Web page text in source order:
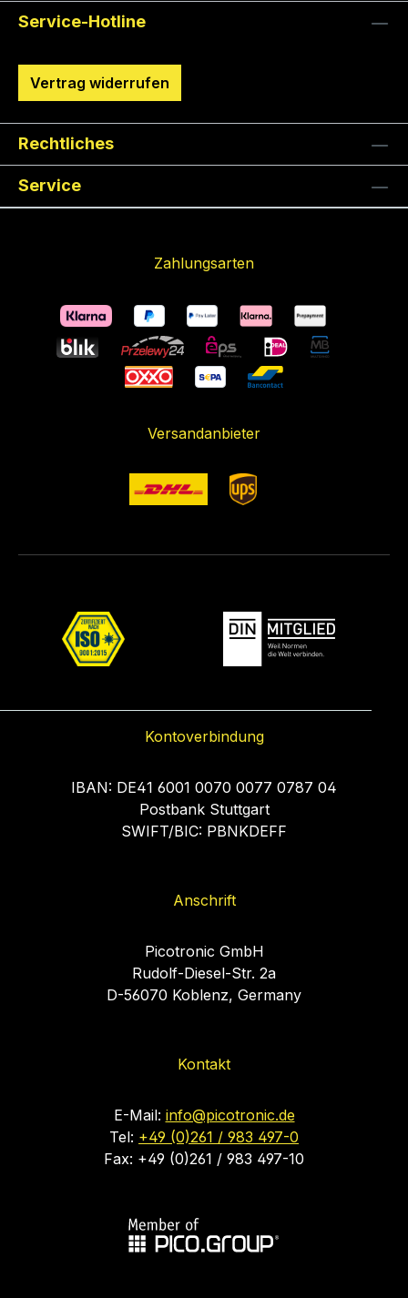
Service-Hotline
Vertrag widerrufen
Rechtliches
Service
Zahlungsarten
Versandanbieter
Kontoverbindung
IBAN: DE41 6001 0070 0077 0787 04
Postbank Stuttgart
SWIFT/BIC: PBNKDEFF
Anschrift
Picotronic GmbH
Rudolf-Diesel-Str. 2a
D-56070 Koblenz, Germany
Kontakt
E-Mail: info@picotronic.de
Tel: +49 (0)261 / 983 497-0
Fax: +49 (0)261 / 983 497-10